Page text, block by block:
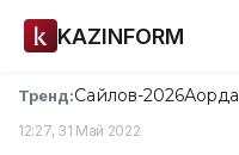
KAZINFORM
Тренд:Сайлов-2026Ақорда
12:27, 31 Май 2022